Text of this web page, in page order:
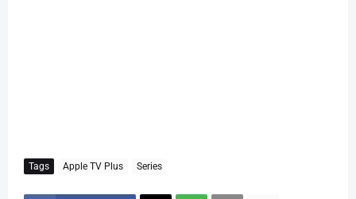
Tags Apple TV Plus Series